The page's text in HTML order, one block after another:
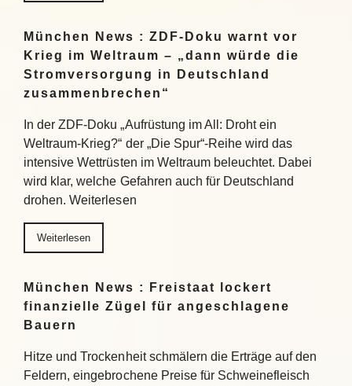
München News : ZDF-Doku warnt vor
Krieg im Weltraum – „dann würde die
Stromversorgung in Deutschland
zusammenbrechen“
In der ZDF-Doku „Aufrüstung im All: Droht ein
Weltraum-Krieg?“ der „Die Spur“-Reihe wird das
intensive Wettrüsten im Weltraum beleuchtet. Dabei
wird klar, welche Gefahren auch für Deutschland
drohen. Weiterlesen
Weiterlesen
München News : Freistaat lockert
finanzielle Zügel für angeschlagene
Bauern
Hitze und Trockenheit schmälern die Erträge auf den
Feldern, eingebrochene Preise für Schweinefleisch